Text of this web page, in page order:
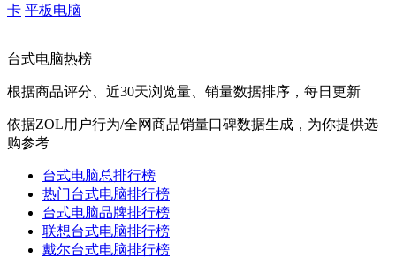
卡 平板电脑
台式电脑热榜
根据商品评分、近30天浏览量、销量数据排序，每日更新
依据ZOL用户行为/全网商品销量口碑数据生成，为你提供选
购参考
台式电脑总排行榜
热门台式电脑排行榜
台式电脑品牌排行榜
联想台式电脑排行榜
戴尔台式电脑排行榜